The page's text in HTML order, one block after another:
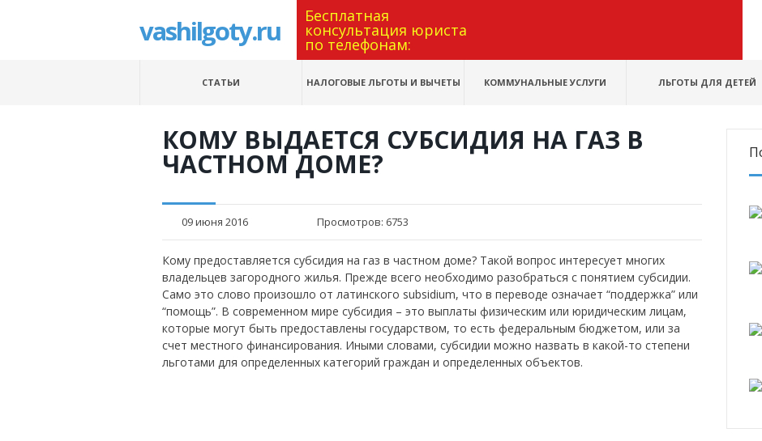
vashilgoty.ru Бесплатная
консультация юриста
по телефонам:
СТАТЬИ НАЛОГОВЫЕ ЛЬГОТЫ И ВЫЧЕТЫ КОММУНАЛЬНЫЕ УСЛУГИ ЛЬГОТЫ ДЛЯ ДЕТЕЙ
КОМУ ВЫДАЕТСЯ СУБСИДИЯ НА ГАЗ В
ЧАСТНОМ ДОМЕ?
09 июня 2016 Просмотров: 6753
Кому предоставляется субсидия на газ в частном доме? Такой вопрос интересует многих
владельцев загородного жилья. Прежде всего необходимо разобраться с понятием субсидии.
Само это слово произошло от латинского subsidium, что в переводе означает “поддержка” или
“помощь”. В современном мире субсидия – это выплаты физическим или юридическим лицам,
которые могут быть предоставлены государством, то есть федеральным бюджетом, или за
счет местного финансирования. Иными словами, субсидии можно назвать в какой-то степени
льготами для определенных категорий граждан и определенных объектов.